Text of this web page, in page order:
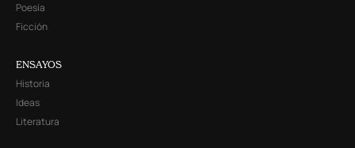
Poesía
Ficción
ENSAYOS
Historia
Ideas
Literatura